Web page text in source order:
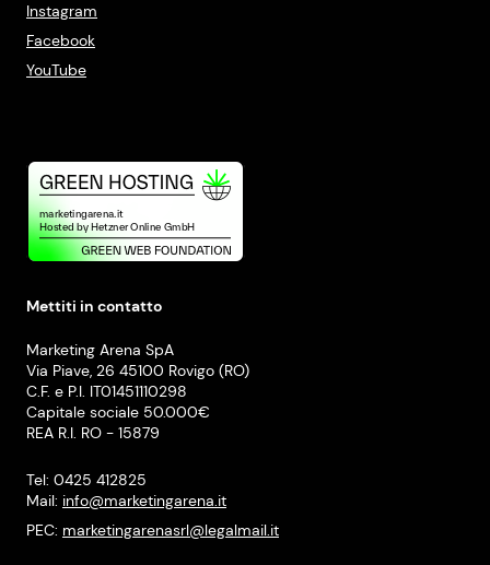
Instagram
Facebook
YouTube
Mettiti in contatto
Marketing Arena SpA
Via Piave, 26 45100 Rovigo (RO)
C.F. e P.I. IT01451110298
Capitale sociale 50.000€
REA R.I. RO - 15879
Tel: 0425 412825
Mail: info@marketingarena.it
PEC: marketingarenasrl@legalmail.it